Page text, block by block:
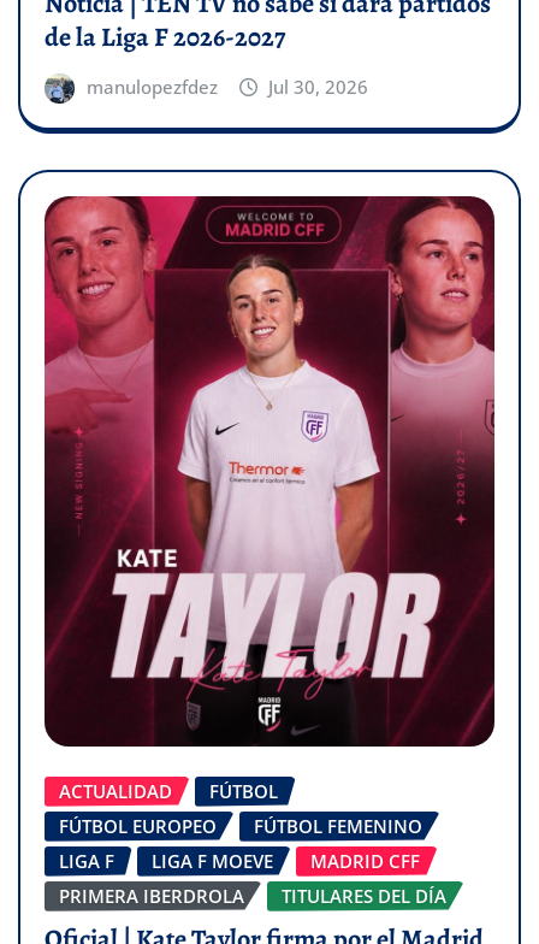
de la Liga F 2026-2027
manulopezfdez Jul 30, 2026
ACTUALIDAD
FÚTBOL
FÚTBOL EUROPEO
FÚTBOL FEMENINO
LIGA F
LIGA F MOEVE
MADRID CFF
PRIMERA IBERDROLA
TITULARES DEL DÍA